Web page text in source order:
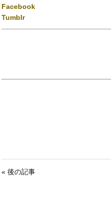
Facebook
Tumblr
« 後の記事